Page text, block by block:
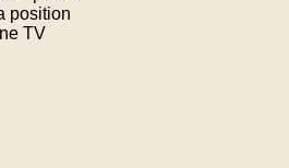
position
TV